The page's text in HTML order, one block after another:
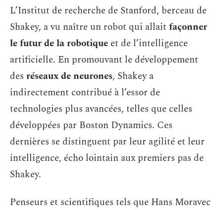
L’Institut de recherche de Stanford, berceau de
Shakey, a vu naître un robot qui allait façonner
le futur de la robotique et de l’intelligence
artificielle. En promouvant le développement
des réseaux de neurones, Shakey a
indirectement contribué à l’essor de
technologies plus avancées, telles que celles
développées par Boston Dynamics. Ces
dernières se distinguent par leur agilité et leur
intelligence, écho lointain aux premiers pas de
Shakey.
Penseurs et scientifiques tels que Hans Moravec